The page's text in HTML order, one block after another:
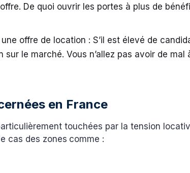
De quoi ouvrir les portes à plus de
offre de location : S’il est élevé de
le marché. Vous n’allez pas avoir de mal
en France
touchées par la tension
cas des zones comme :